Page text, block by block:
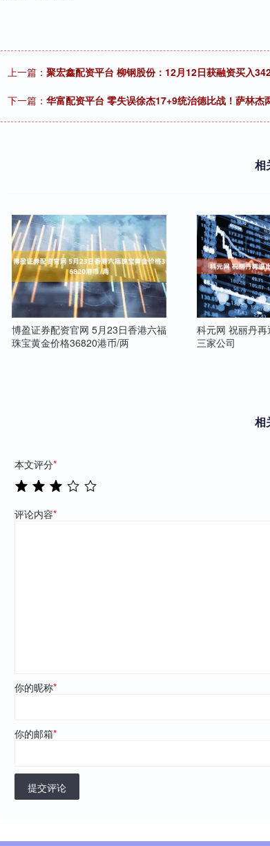
上一篇： 聚宏鑫配资平台 柳钢股份：12月12日获融资买入
下一篇： 华富配资平台 零失误徐杰17+9统治德比战！萨林杰
相
博盈证券配资官网 5月23日香港六福
珠宝黄金价格36820港币/两
科元网 祝丽丹
三家公司
相
本文评分*
评论内容*
你的昵称*
你的邮箱*
提交评论